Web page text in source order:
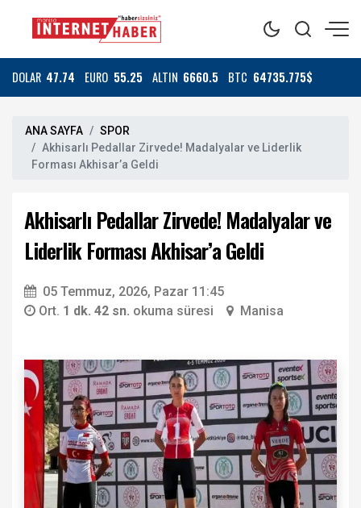
DOLAR 47.74 EURO 55.25 ALTIN 6660.5 BTC 64735.775$
ANA SAYFA
SPOR
Akhisarlı Pedallar Zirvede! Madalyalar ve Liderlik
Forması Akhisar’a Geldi
Akhisarlı Pedallar Zirvede! Madalyalar ve
Liderlik Forması Akhisar’a Geldi
05 Temmuz, 2026, Pazar 11:45
Ort. 1 dk. 42 sn. okuma süresi Manisa